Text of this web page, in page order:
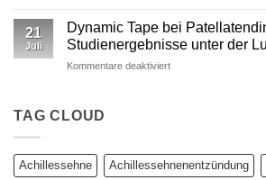
wissenschaftlich
fundierter
Kinesio
Dynamic
Tape
Parameter
21
Juli
Dynamic Tape bei
Studienergebnisse unter der
Kommentare deaktiviertfür
Studienergebnisse
unter
TAG CLOUD
Achillessehne Achillessehnenentzündung